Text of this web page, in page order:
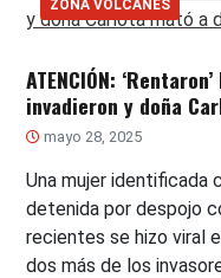
ZONA VOLCANES
ATENCIÓN:
invadieron y doña
mayo 28, 2025
Una mujer identificada
detenida por despojo
recientes se hizo viral
dos más de los